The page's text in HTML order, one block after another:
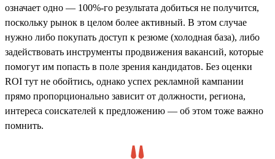
означает одно — 100%-го результата добиться не получится,
поскольку рынок в целом более активный. В этом случае
нужно либо покупать доступ к резюме (холодная база), либо
задействовать инструменты продвижения вакансий, которые
помогут им попасть в поле зрения кандидатов. Без оценки
ROI тут не обойтись, однако успех рекламной кампании
прямо пропорционально зависит от должности, региона,
интереса соискателей к предложению — об этом тоже важно
помнить.